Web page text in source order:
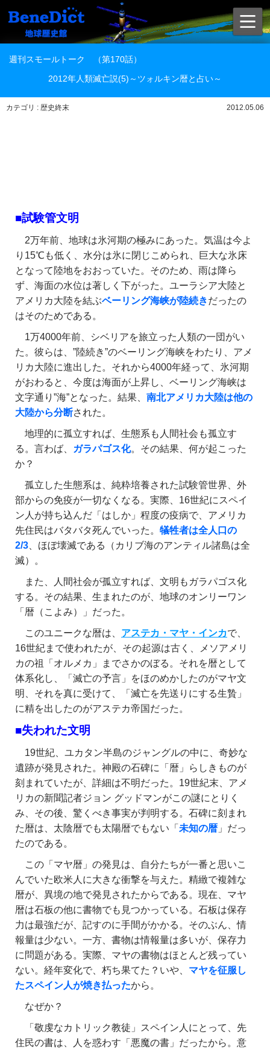
週刊スモールトーク （第170話）
2012年人類滅亡説(5)～ツォルキン暦と占い～
カテゴリ : 歴史終末 2012.05.06
■試験管文明
2万年前、地球は氷河期の極みにあった。気温は今よ
り15℃も低く、水分は氷に閉じこめられ、巨大な氷床
となって陸地をおおっていた。そのため、雨は降ら
ず、海面の水位は著しく下がった。ユーラシア大陸と
アメリカ大陸を結ぶベーリング海峡が陸続きだったの
はそのためである。
1万4000年前、シベリアを旅立った人類の一団がい
た。彼らは、”陸続き”のベーリング海峡をわたり、アメ
リカ大陸に進出した。それから4000年経って、氷河期
がおわると、今度は海面が上昇し、ベーリング海峡は
文字通り”海”となった。結果、 南北アメリカ大陸は他の
大陸から分断された。
地理的に孤立すれば、生態系も人間社会も孤立す
る。言わば、
ガラパゴス化。その結果、何が起こった
か？
孤立した生態系は、純粋培養された試験管世界、外
部からの免疫が一切なくなる。実際、16世紀にスペイ
ン人が持ち込んだ「はしか」程度の疫病で、アメリカ
先住民はバタバタ死んでいった。 犠牲者は全人口の
2/3、ほぼ壊滅である（カリブ海のアンティル諸島は全
滅）。
また、人間社会が孤立すれば、文明もガラパゴス化
する。その結果、生まれたのが、地球のオンリーワン
「暦（こよみ）」だった。
このユニークな暦は、 アステカ・マヤ・インカで、
16世紀まで使われたが、その起源は古く、メソアメリ
カの祖「オルメカ」までさかのぼる。それを暦として
体系化し、「滅亡の予言」をほのめかしたのがマヤ文
明、それを真に受けて、「滅亡を先送りにする生贄」
に精を出したのがアステカ帝国だった。
■失われた文明
19世紀、ユカタン半島のジャングルの中に、奇妙な
遺跡が発見された。神殿の石碑に「暦」らしきものが
刻まれていたが、詳細は不明だった。19世紀末、アメ
リカの新聞記者ジョン グッドマンがこの謎にとりく
み、その後、驚くべき事実が判明する。石碑に刻まれ
た暦は、太陰暦でも太陽暦でもない「 未知の暦」だっ
たのである。
この「マヤ暦」の発見は、自分たちが一番と思いこ
んでいた欧米人に大きな衝撃を与えた。精緻で複雑な
暦が、異境の地で発見されたからである。現在、マヤ
暦は石板の他に書物でも見つかっている。石板は保存
力は最強だが、記すのに手間がかかる。そのぶん、情
報量は少ない。一方、書物は情報量は多いが、保存力
に問題がある。実際、マヤの書物はほとんど残ってい
ない。経年変化で、朽ち果てた？いや、 マヤを征服し
たスペイン人が焼き払ったから。
なぜか？
「敬虔なカトリック教徒」スペイン人にとって、先
住民の書は、人を惑わす「悪魔の書」だったから。意